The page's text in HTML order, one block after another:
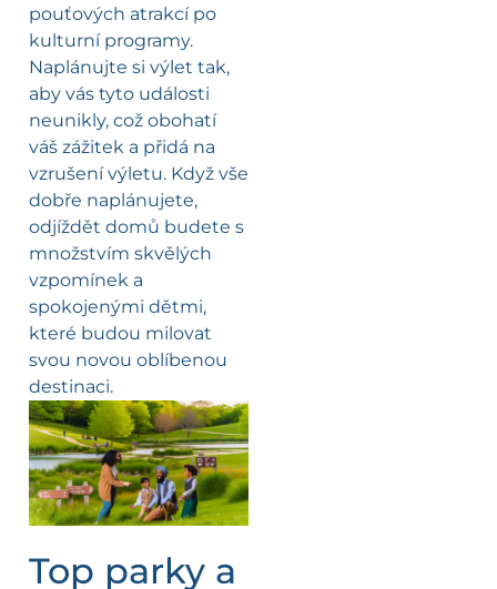
pouťových atrakcí po
kulturní programy.
Naplánujte si výlet tak,
aby vás tyto události
neunikly, což obohatí
váš zážitek a přidá na
vzrušení výletu. Když vše
dobře naplánujete,
odjíždět domů budete s
množstvím skvělých
vzpomínek a
spokojenými dětmi,
které budou milovat
svou novou oblíbenou
destinaci.
Top parky a